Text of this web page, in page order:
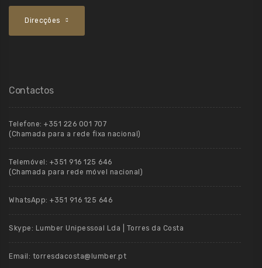
Direcções
Contactos
Telefone: +351 226 001 707
(Chamada para a rede fixa nacional)
Telemóvel: +351 916 125 646
(Chamada para rede móvel nacional)
WhatsApp: +351 916 125 646
Skype: Lumber Unipessoal Lda | Torres da Costa
Email: torresdacosta@lumber.pt